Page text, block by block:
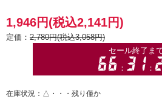
1,946円(税込2,141円)
定価： 2,780円(税込3,058円)
在庫状況：△・・・残り僅か